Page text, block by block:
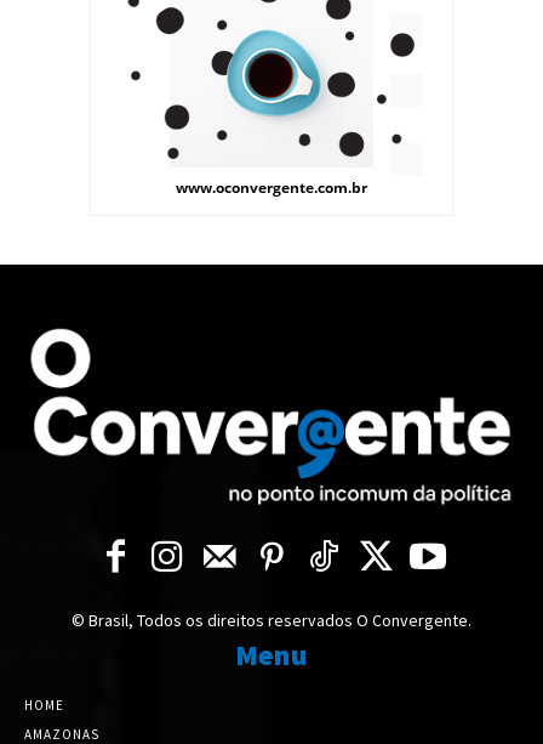
© Brasil, Todos os direitos reservados O Convergente.
Menu
HOME
AMAZONAS